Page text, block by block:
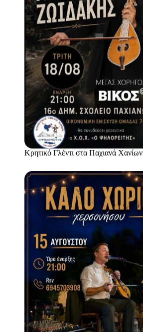
Κρητικό Γλέντι στα Παχιανά Χανίων